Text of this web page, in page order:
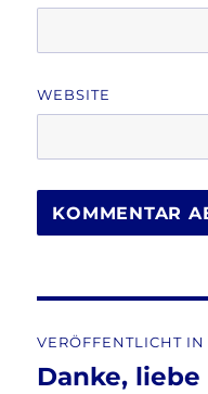
WEBSITE
VERÖFFENTLICHT IN
Danke,